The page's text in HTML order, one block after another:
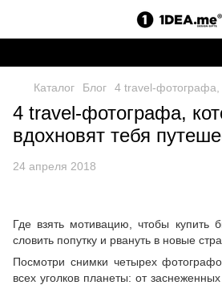
Каталог Блог 4 travel-фотографа,
4 travel-фотографа,
вдохновят тебя
24 апреля 2018
Где взять мотивацию, чтобы купить
словить попутку и рвануть в новые
Посмотри снимки четырех
всех уголков планеты: от